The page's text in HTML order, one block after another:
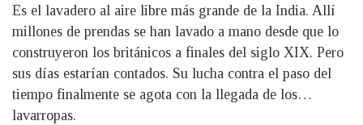
Es el lavadero al aire libre más grande de la India. Allí
millones de prendas se han lavado a mano desde que lo
construyeron los británicos a finales del siglo XIX. Pero
sus días estarían contados. Su lucha contra el paso del
tiempo finalmente se agota con la llegada de los…
lavarropas.